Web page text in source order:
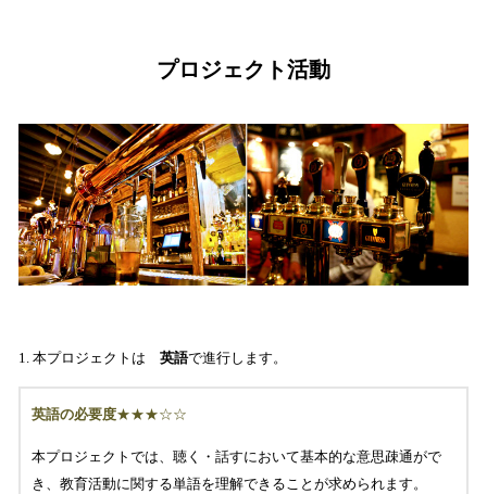
プロジェクト活動
1. 本プロジェクトは 英語で進行します。
英語の必要度★★★☆☆
本プロジェクトでは、聴く・話すにおいて基本的な意思疎通がで
き、教育活動に関する単語を理解できることが求められます。